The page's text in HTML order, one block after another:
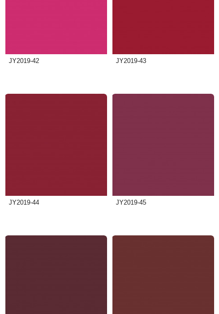
JY2019-42 JY2019-43
JY2019-44 JY2019-45